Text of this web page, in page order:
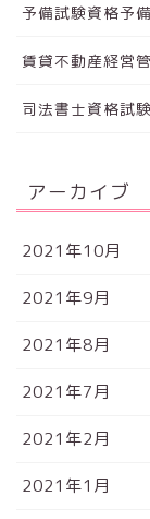
予備試験資格予
賃貸不動産経営
司法書士資格試
アーカイブ
2021年10月
2021年9月
2021年8月
2021年7月
2021年2月
2021年1月